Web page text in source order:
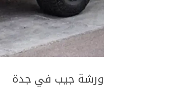
ورشة جيب في جدة